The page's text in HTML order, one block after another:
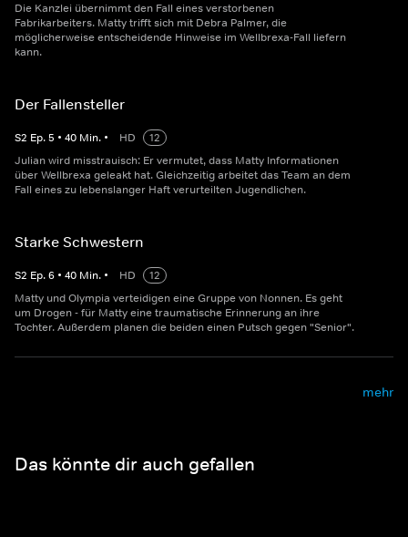
Die Kanzlei übernimmt den Fall eines verstorbenen
Fabrikarbeiters. Matty trifft sich mit Debra Palmer, die
möglicherweise entscheidende Hinweise im Wellbrexa-Fall liefern
kann.
Der Fallensteller
S2 Ep.5 • 40 Min. • HD
12
Julian wird misstrauisch: Er vermutet, dass Matty Informationen
über Wellbrexa geleakt hat. Gleichzeitig arbeitet das Team an dem
Fall eines zu lebenslanger Haft verurteilten Jugendlichen.
Starke Schwestern
S2 Ep.6 • 40 Min. • HD
12
Matty und Olympia verteidigen eine Gruppe von Nonnen. Es geht
um Drogen - für Matty eine traumatische Erinnerung an ihre
Tochter. Außerdem planen die beiden einen Putsch gegen "Senior".
mehr
Das könnte dir auch gefallen